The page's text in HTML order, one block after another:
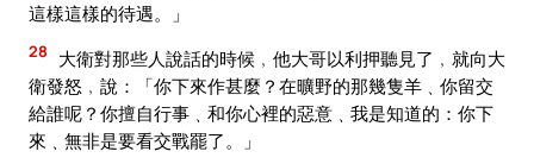
這樣這樣的待遇。」
28
大衛對那些人說話的時候﹐他大哥以利押聽見了﹐就向大
衛發怒﹐說：「你下來作甚麼？在曠野的那幾隻羊﹑你留交
給誰呢？你擅自行事﹑和你心裡的惡意﹑我是知道的：你下
來﹑無非是要看交戰罷了。」